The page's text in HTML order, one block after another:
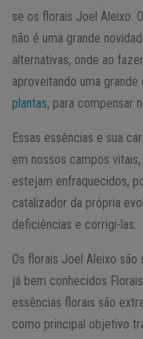
se os florais Joel Aleixo.
não é uma grande
alternativas, onde ao
aproveitando uma
plantas, para compensar
Essas essências e sua
em nossos campos
estejam enfraquecidos,
catalizador da própria
deficiências e corrigi-las.
Os florais Joel Aleixo são
já bem conhecidos
essências florais são
como principal objetivo